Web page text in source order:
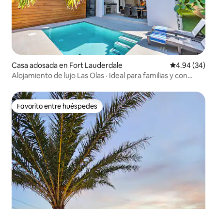
Casa adosada en Fort Lauderdale Calificación
4.94 (34)
Alojamiento de lujo Las Olas · Ideal para familias y con
Favorito entre huéspedes
Favorito entre huéspedes